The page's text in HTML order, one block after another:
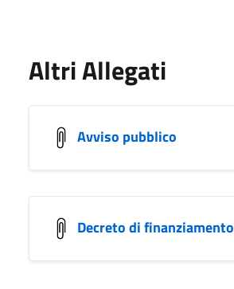
Altri Allegati
Avviso pubblico
Decreto di finanziamento